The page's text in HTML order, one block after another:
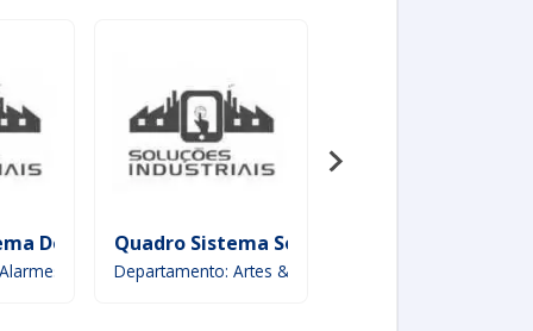
De IncêndioQuadro Sistema Solar
Departamento: Artes & Ofícios